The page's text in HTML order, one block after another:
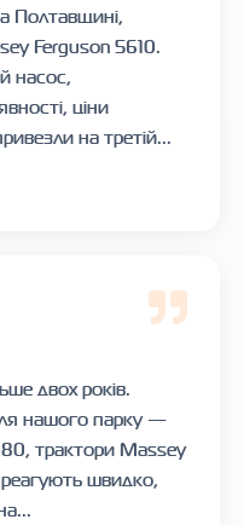
Полтавщині,
Ferguson 5610.
насос,
ціни
на третій...
двох років.
нашого парку —
трактори Massey
швидко,